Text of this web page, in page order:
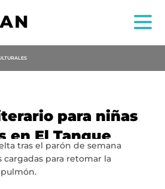
para niñas
en El Tanque
tras el parón de semana
cargadas para retomar la